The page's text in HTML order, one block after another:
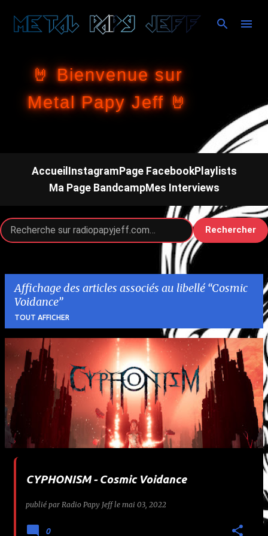
Accéder au contenu principal
🤘 Bienvenue sur
Metal Papy Jeff 🤘
Accueil InstagramPage FacebookPlaylists
Ma Page BandcampMes Interviews
Rechercher
Affichage des articles associés au libellé Cosmic
Voidance
TOUT AFFICHER
A
c
CYPHONISM - Cosmic Voidance
publié par Radio Papy Jeff le mai 03, 2022
0